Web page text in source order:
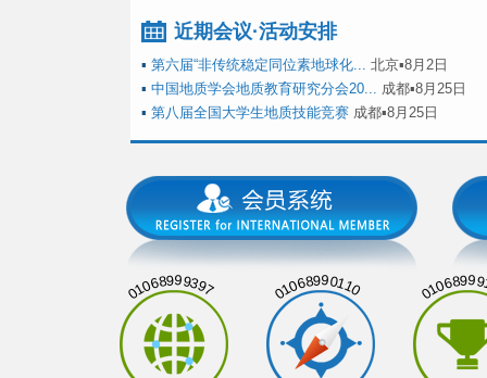
近期会议·活动安排
▪ 第六届“非传统稳定同位素地球化... 北京▪8月2日
▪ 中国地质学会地质教育研究分会20... 成都▪8月25日
▪ 第八届全国大学生地质技能竞赛 成都▪8月25日
01068999397 01068990110